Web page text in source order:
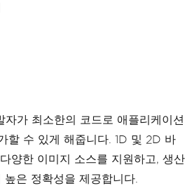
가 최소한의 코드로 애플리케이션
할 수 있게 해줍니다. 1D 및 2D 바
양한 이미지 소스를 지원하고, 생산
은 정확성을 제공합니다.